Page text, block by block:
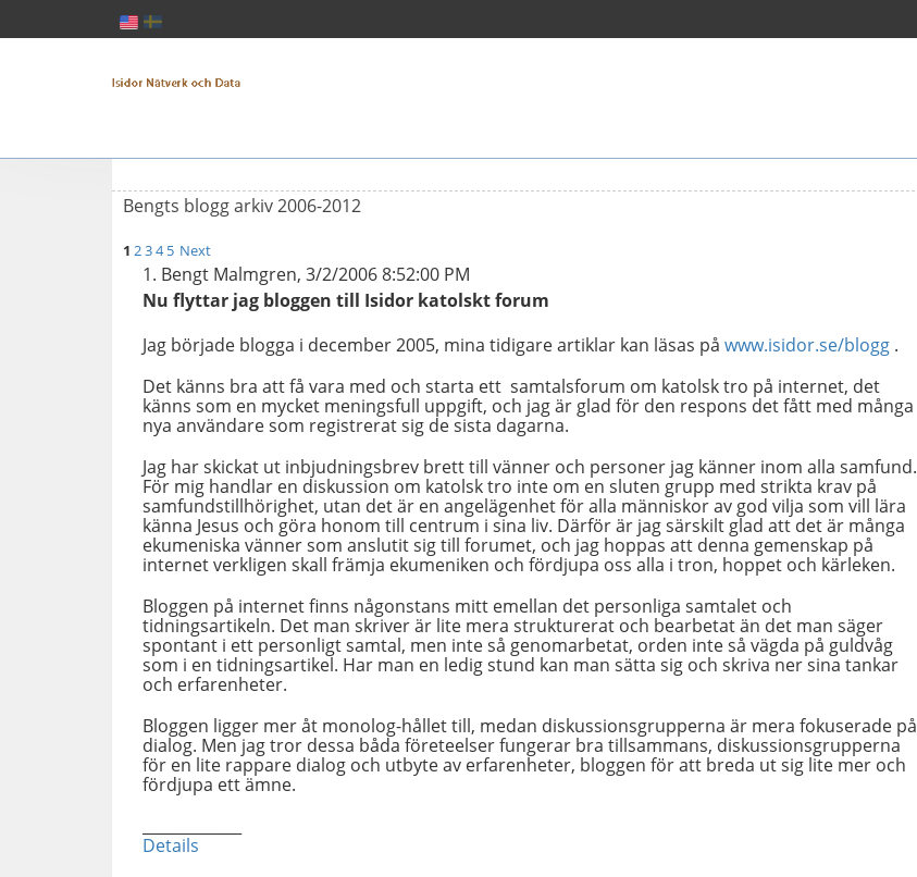
Bengts blogg arkiv 2006-2012
1 234 5 Next
Bengt Malmgren, 3/2/2006 8:52:00 PM
Nu flyttar jag bloggen till Isidor katolskt forum
Jag började blogga i december 2005, mina tidigare artiklar kan läsas på www.isidor.se/blogg .
Det känns bra att få vara med och starta ett samtalsforum om katolsk tro på internet, det
känns som en mycket meningsfull uppgift, och jag är glad för den respons det fått med många
nya användare som registrerat sig de sista dagarna.
Jag har skickat ut inbjudningsbrev brett till vänner och personer jag känner inom alla samfund.
För mig handlar en diskussion om katolsk tro inte om en sluten grupp med strikta krav på
samfundstillhörighet, utan det är en angelägenhet för alla människor av god vilja som vill lära
känna Jesus och göra honom till centrum i sina liv. Därför är jag särskilt glad att det är många
ekumeniska vänner som anslutit sig till forumet, och jag hoppas att denna gemenskap på
internet verkligen skall främja ekumeniken och fördjupa oss alla i tron, hoppet och kärleken.
Bloggen på internet finns någonstans mitt emellan det personliga samtalet och
tidningsartikeln. Det man skriver är lite mera strukturerat och bearbetat än det man säger
spontant i ett personligt samtal, men inte så genomarbetat, orden inte så vägda på guldvåg
som i en tidningsartikel. Har man en ledig stund kan man sätta sig och skriva ner sina tankar
och erfarenheter.
Bloggen ligger mer åt monolog-hållet till, medan diskussionsgrupperna är mera fokuserade på
dialog. Men jag tror dessa båda företeelser fungerar bra tillsammans, diskussionsgrupperna
för en lite rappare dialog och utbyte av erfarenheter, bloggen för att breda ut sig lite mer och
fördjupa ett ämne.
Details